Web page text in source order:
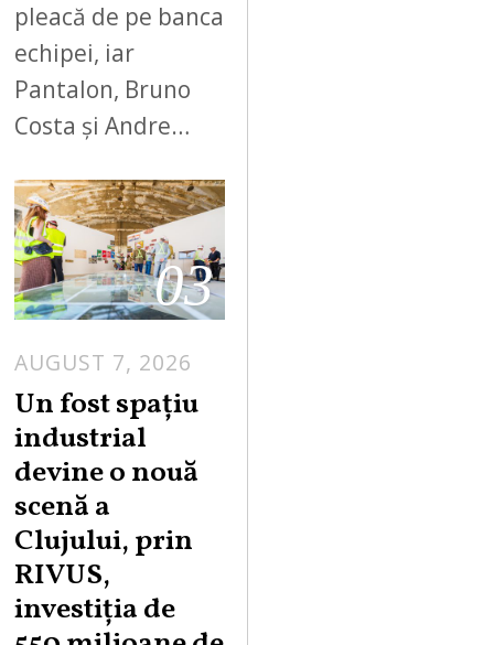
pleacă de pe banca
echipei, iar
Pantalon, Bruno
Costa și Andre…
03
AUGUST 7, 2026
Un fost spațiu
industrial
devine o nouă
scenă a
Clujului, prin
RIVUS,
investiția de